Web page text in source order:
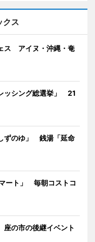
クス
ス アイヌ・沖縄・奄
ッシング総選挙」 21
ずのゆ」 銭湯「延命
ート」 毎朝コストコ
の市の後継イベント